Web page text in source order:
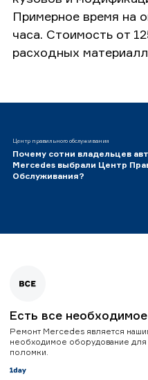
Примерное время на
часа. Стоимость от
расходных
Центр правильного обслуживания
Почему сотни владельцев
Mercedes выбрали Центр
Обслуживания?
Есть все
Ремонт Mercedes является
необходимое оборудование для
поломки.